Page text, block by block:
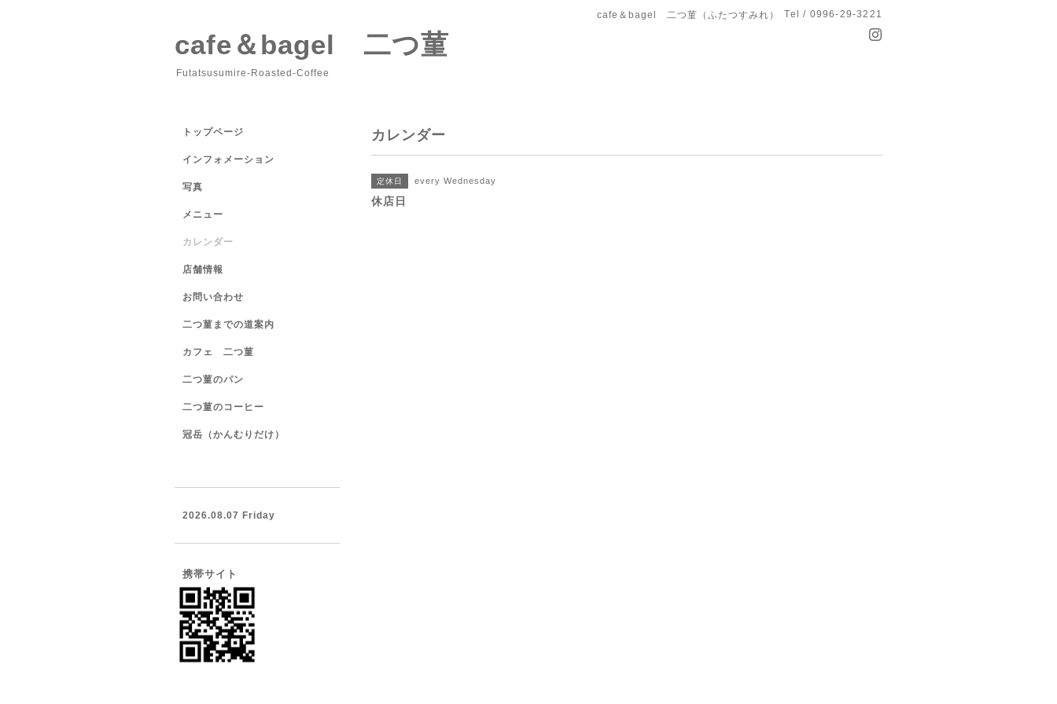
cafe＆bagel 二つ菫（ふたつすみれ） Tel / 0996-29-3221
cafe＆bagel 二つ菫
Futatsusumire-Roasted-Coffee
カレンダー
定休日 every Wednesday
休店日
トップページ
インフォメーション
写真
メニュー
カレンダー
店舗情報
お問い合わせ
二つ菫までの道案内
カフェ 二つ菫
二つ菫のパン
二つ菫のコーヒー
冠岳（かんむりだけ）
2026.08.07 Friday
携帯サイト